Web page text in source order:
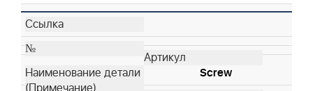
Screw